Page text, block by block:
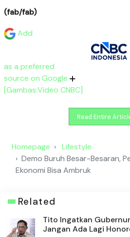
(fab/fab)
Add
as a preferred
source on Google
[Gambas:Video CNBC]
Read Entire
Homepage
Lifestyle
Demo Buruh Besar-Besaran,
Ekonomi Bisa Ambruk
Related
Tito Ingatkan
Jangan Ada Lagi